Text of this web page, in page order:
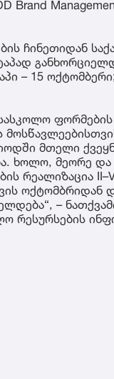
Brand
ჩინეთიდან
– 15
მთელი
ხოლო, მეორე და
რეალიზაცია
ოქტომბრიდან
–
რესურსების